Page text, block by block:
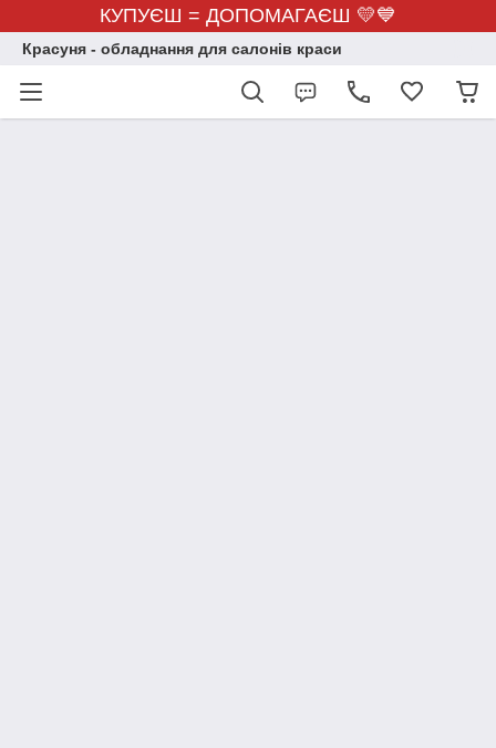
КУПУЄШ = ДОПОМАГАЄШ 💛💙
Красуня - обладнання для салонів краси